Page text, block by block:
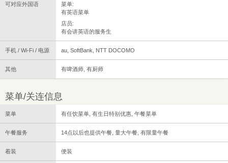
可对应外国语
菜单:
有英语菜单
店员:
有会讲英语的服务生
手机 / Wi-Fi / 电源 au, SoftBank, NTT DOCOMO
其他 有啤酒师, 有厨师
菜单/关连信息
菜单 有任饮菜单, 有生日特别优惠, 午餐菜单
午餐服务 14点以后也提供午餐, 量大午餐, 有限量午餐
着装 便装